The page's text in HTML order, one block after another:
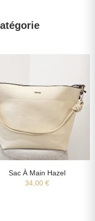
Sac À Main Hazel
34,00 €